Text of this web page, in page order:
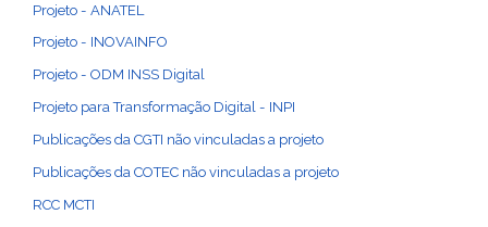
Projeto - ANATEL
Projeto - INOVAINFO
Projeto - ODM INSS Digital
Projeto para Transformação Digital - INPI
Publicações da CGTI não vinculadas a projeto
Publicações da COTEC não vinculadas a projeto
RCC MCTI